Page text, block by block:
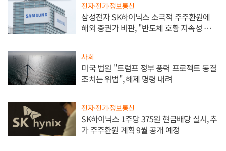
전자·전기·정보통신
삼성전자 SK하이닉스 소극적 주주환원에
해외 증권가 비판, "반도체 호황 지속성 의
사회
미국 법원 "트럼프 정부 풍력 프로젝트 동결
조치는 위법", 해제 명령 내려
전자·전기·정보통신
SK하이닉스 1주당 375원 현금배당 실시, 추
가 주주환원 계획 9월 공개 예정